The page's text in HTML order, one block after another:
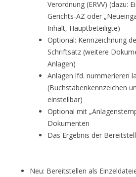
Verordnung (ERVV) (dazu:
Gerichts-AZ oder
Inhalt, Hauptbeteiligte)
Optional: Kennzeichnung
Schriftsatz (weitere
Anlagen)
Anlagen lfd. nummerieren
(Buchstabenkennzeichen
einstellbar)
Optional mit
Dokumenten
Das Ergebnis der
Neu: Bereitstellen als